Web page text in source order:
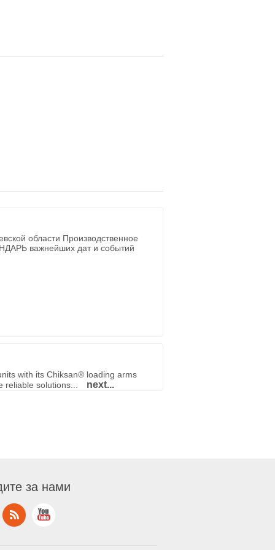
области Производственное
важнейших дат и событий
with its Chiksan® loading arms
reliable solutions...
next...
за нами